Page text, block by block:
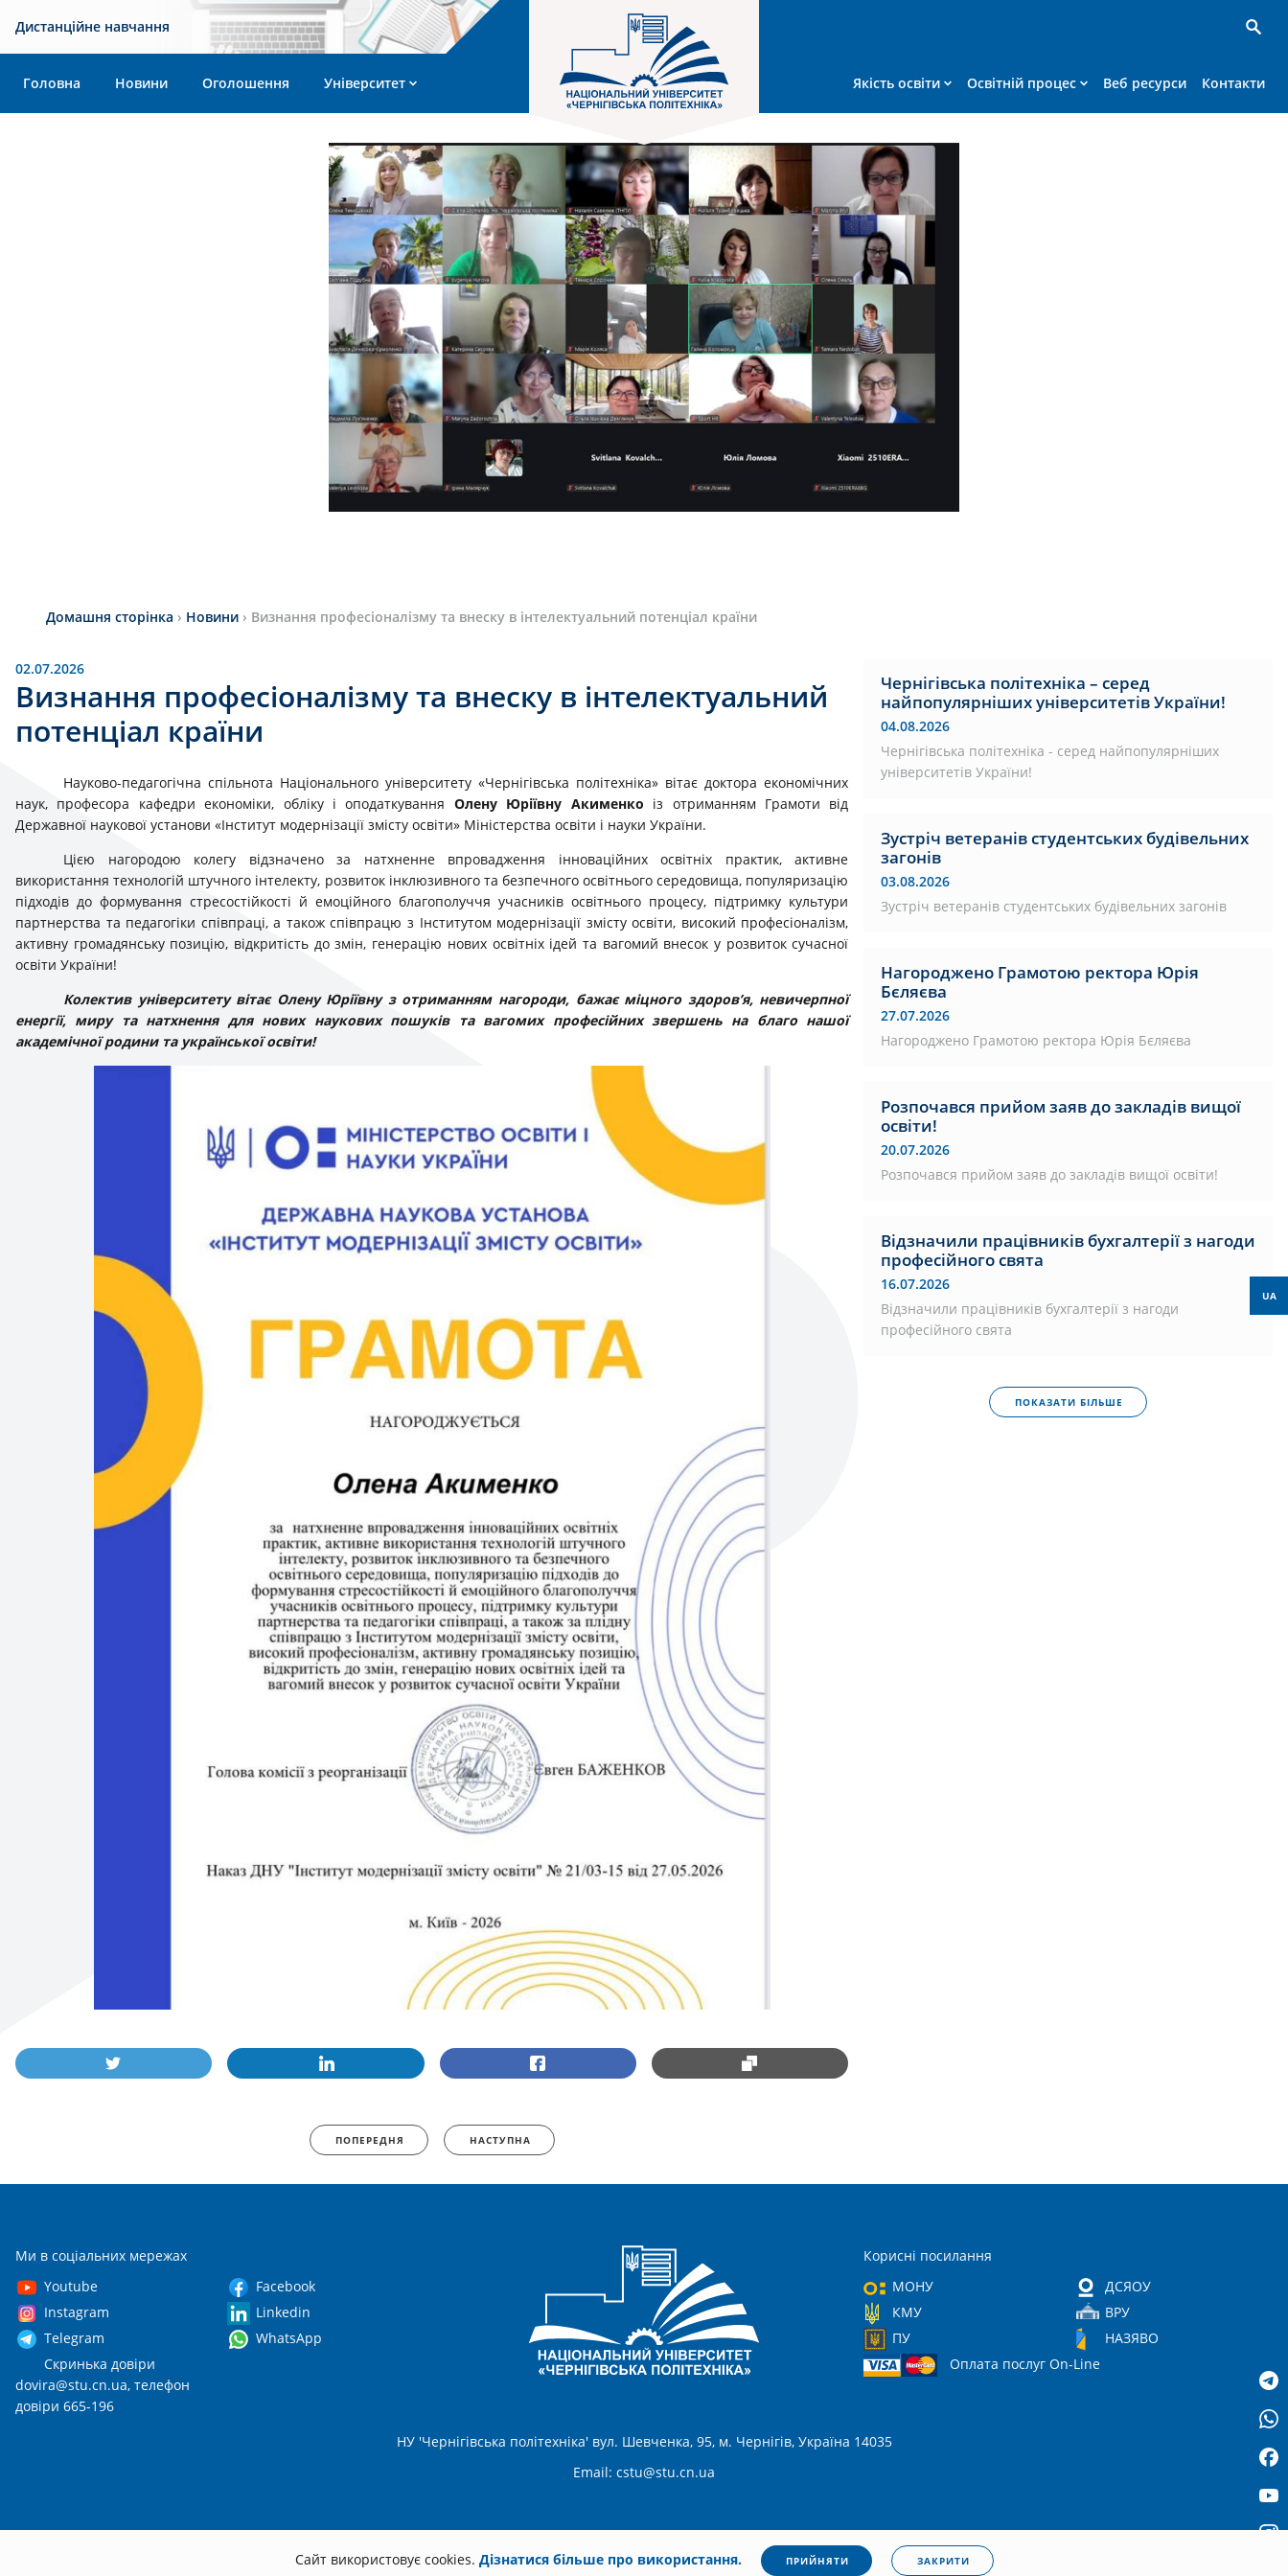
Дистанційне навчання
Головна Новини Оголошення Університет Якість освіти Освітній процес Веб ресурси Контакти
Домашня сторінка › Новини › Визнання професіоналізму та внеску в інтелектуальний потенціал країни
02.07.2026
Визнання професіоналізму та внеску в інтелектуальний
потенціал країни
Науково-педагогічна спільнота Національного університету «Чернігівська політехніка» вітає доктора економічних
наук, професора кафедри економіки, обліку і оподаткування Олену Юріївну Акименко із отриманням Грамоти від
Державної наукової установи «Інститут модернізації змісту освіти» Міністерства освіти і науки України.
Цією нагородою колегу відзначено за натхненне впровадження інноваційних освітніх практик, активне
використання технологій штучного інтелекту, розвиток інклюзивного та безпечного освітнього середовища, популяризацію
підходів до формування стресостійкості й емоційного благополуччя учасників освітнього процесу, підтримку культури
партнерства та педагогіки співпраці, а також співпрацю з Інститутом модернізації змісту освіти, високий професіоналізм,
активну громадянську позицію, відкритість до змін, генерацію нових освітніх ідей та вагомий внесок у розвиток сучасної
освіти України!
Колектив університету вітає Олену Юріївну з отриманням нагороди, бажає міцного здоров’я, невичерпної
енергії, миру та натхнення для нових наукових пошуків та вагомих професійних звершень на благо нашої
академічної родини та української освіти!
ПОПЕРЕДНЯ НАСТУПНА
Чернігівська політехніка – серед
найпопулярніших університетів України!
04.08.2026
Чернігівська політехніка - серед найпопулярніших
університетів України!
Зустріч ветеранів студентських будівельних
загонів
03.08.2026
Зустріч ветеранів студентських будівельних загонів
Нагороджено Грамотою ректора Юрія
Бєляєва
27.07.2026
Нагороджено Грамотою ректора Юрія Бєляєва
Розпочався прийом заяв до закладів вищої
освіти!
20.07.2026
Розпочався прийом заяв до закладів вищої освіти!
Відзначили працівників бухгалтерії з нагоди
професійного свята
16.07.2026
Відзначили працівників бухгалтерії з нагоди
професійного свята
ПОКАЗАТИ БІЛЬШЕ
Ми в соціальних мережах
Youtube
Facebook
Instagram
Linkedin
Telegram
WhatsApp
Скринька довіри
dovira@stu.cn.ua, телефон
довіри 665-196
Корисні посилання
МОНУ
ДСЯОУ
КМУ
ВРУ
ПУ
НАЗЯВО
Оплата послуг On-Line
НУ 'Чернігівська політехніка' вул. Шевченка, 95, м. Чернігів, Україна 14035
Email: cstu@stu.cn.ua
© 2026stu.cn.uaВсі права захищені. Несанкціоноване копіювання заборонено. Політика конфіденційності Cookies
UA
Сайт використовує cookies. Дізнатися більше про використання. ПРИЙНЯТИ ЗАКРИТИ